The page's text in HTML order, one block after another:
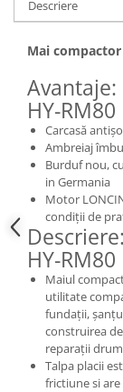
Hote telescopice
Masini de
Accesorii masini
uscatoare
Masini automate
Masini de spalat
Masini de spalat
Uscatoare de rufe
Masini de spalat
Masini de spalat
Masini de spalat
independente
Motoburghiu/
Pachete
Pirostrii &
Descriere
Mai compactor
HY-RM80
Carcasă
Ambreiaj
Burduf nou,
in Germania
Motor
condiții de
HY-RM80
Maiul
utilitate
fundații,
construirea
reparații
Talpa placii
frictiune si